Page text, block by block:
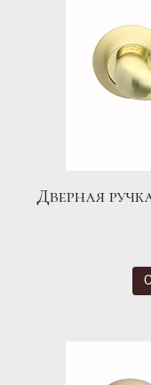
Дверная